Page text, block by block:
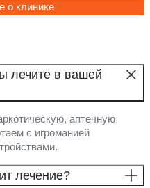
о клинике
лечите в вашей
аптечную
с игроманией
лечение?